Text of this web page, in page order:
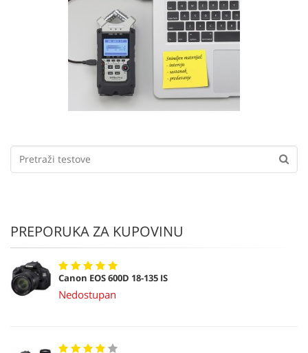
PREPORUKA ZA KUPOVINU
Canon EOS 600D 18-135 IS
Nedostupan